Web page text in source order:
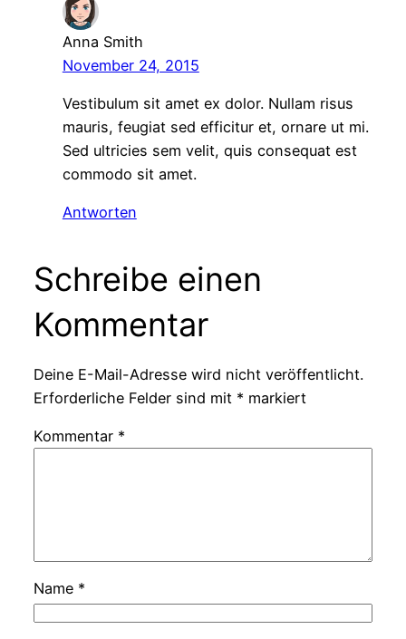
Anna Smith
November 24, 2015
Vestibulum sit amet ex dolor. Nullam risus
mauris, feugiat sed efficitur et, ornare ut mi.
Sed ultricies sem velit, quis consequat est
commodo sit amet.
Antworten
Schreibe einen
Kommentar
Deine E-Mail-Adresse wird nicht veröffentlicht.
Erforderliche Felder sind mit * markiert
Kommentar *
Name *